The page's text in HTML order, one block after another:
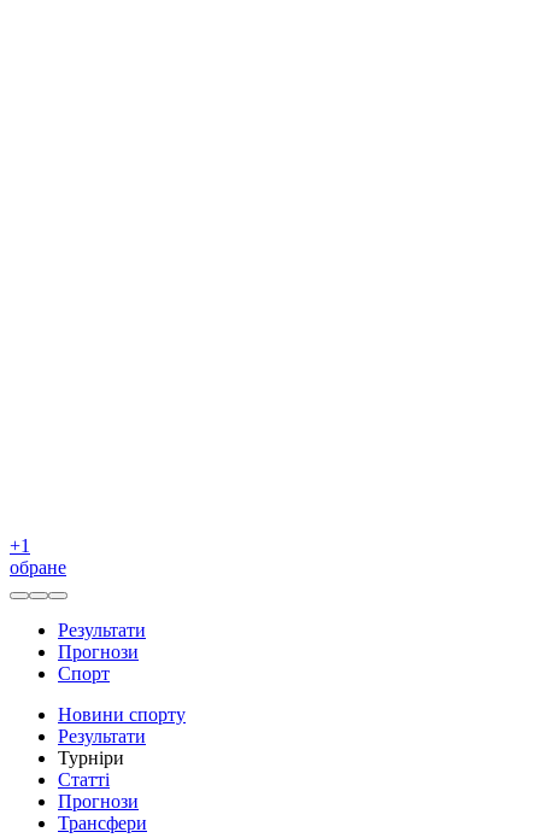
+1
обране
Результати
Прогнози
Спорт
Новини спорту
Результати
Турніри
Статті
Прогнози
Трансфери